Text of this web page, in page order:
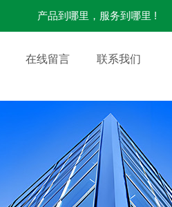
产品到哪里，服务到哪里 !
在线留言 联系我们